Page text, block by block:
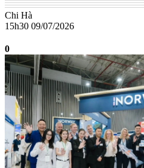
Chi Hà
15h30 09/07/2026
0